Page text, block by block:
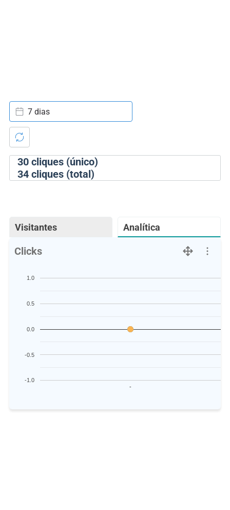
30cliques (único)
34cliques (total)
7 dias
Visitantes Analítica
Clicks
-
-1.0
-0.5
0.0
0.5
1.0